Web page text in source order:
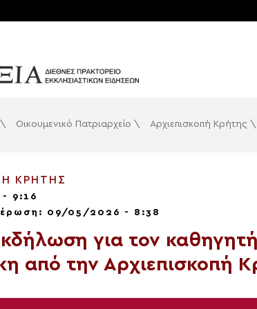
\ Οικουμενικό Πατριαρχείο \ Αρχιεπισκοπή Κρήτης \
ΚΡΉΤΗΣ
9:16
09/05/2026 - 8:38
για τον
από την Αρχιεπισκοπή